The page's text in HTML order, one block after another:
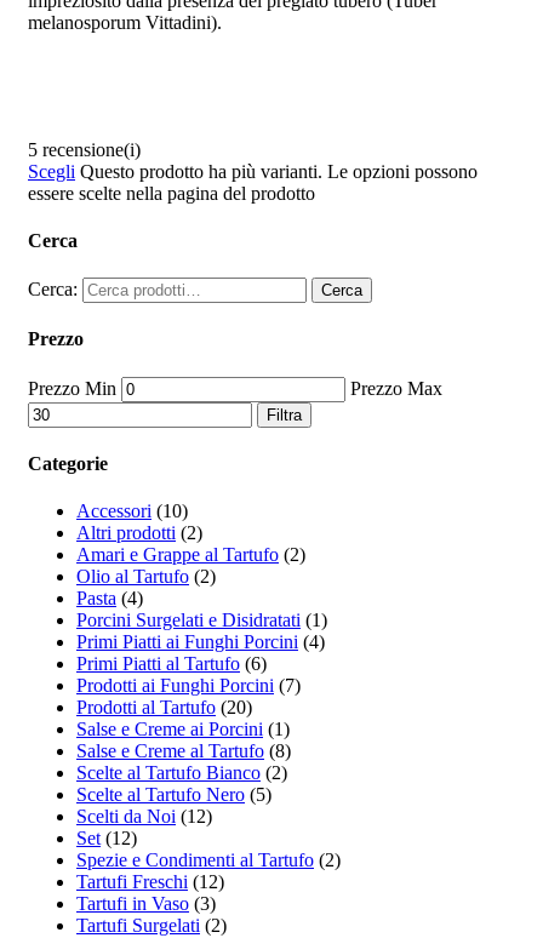
melanosporum Vittadini).
5 recensione(i)
Scegli Questo prodotto ha più varianti. Le opzioni possono
essere scelte nella pagina del prodotto
Cerca
Cerca: Cerca
Prezzo
Prezzo Min Prezzo Max
Filtra
Categorie
Accessori (10)
Altri prodotti (2)
Amari e Grappe al Tartufo (2)
Olio al Tartufo (2)
Pasta (4)
Porcini Surgelati e Disidratati (1)
Primi Piatti ai Funghi Porcini (4)
Primi Piatti al Tartufo (6)
Prodotti ai Funghi Porcini (7)
Prodotti al Tartufo (20)
Salse e Creme ai Porcini (1)
Salse e Creme al Tartufo (8)
Scelte al Tartufo Bianco (2)
Scelte al Tartufo Nero (5)
Scelti da Noi (12)
Set (12)
Spezie e Condimenti al Tartufo (2)
Tartufi Freschi (12)
Tartufi in Vaso (3)
Tartufi Surgelati (2)